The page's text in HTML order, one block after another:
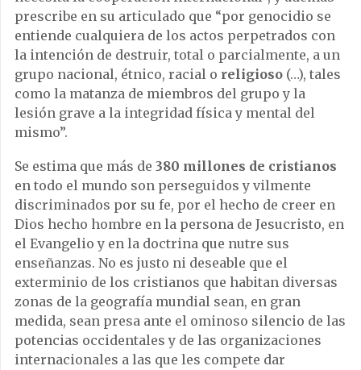
prescribe en su articulado que “por genocidio se
entiende cualquiera de los actos perpetrados con
la intención de destruir, total o parcialmente, a un
grupo nacional, étnico, racial o religioso (…), tales
como la matanza de miembros del grupo y la
lesión grave a la integridad física y mental del
mismo”.
Se estima que más de 380 millones de cristianos
en todo el mundo son perseguidos y vilmente
discriminados por su fe, por el hecho de creer en
Dios hecho hombre en la persona de Jesucristo, en
el Evangelio y en la doctrina que nutre sus
enseñanzas. No es justo ni deseable que el
exterminio de los cristianos que habitan diversas
zonas de la geografía mundial sean, en gran
medida, sean presa ante el ominoso silencio de las
potencias occidentales y de las organizaciones
internacionales a las que les compete dar